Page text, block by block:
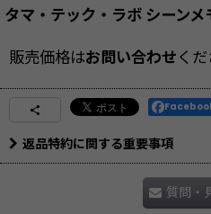
タマ・テック・ラボ シーン
販売価格はお問い合わせくだ
返品特約に関する重要事項
質問・